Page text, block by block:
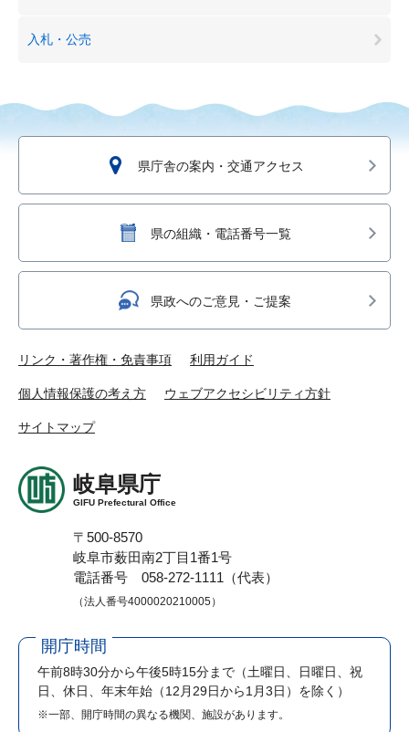
入札・公売
県庁舎の案内・交通アクセス
県の組織・電話番号一覧
県政へのご意見・ご提案
リンク・著作権・免責事項 利用ガイド
個人情報保護の考え方 ウェブアクセシビリティ方針
サイトマップ
岐阜県庁
GIFU Prefectural Office
〒500-8570
岐阜市薮田南2丁目1番1号
電話番号 058-272-1111（代表）
（法人番号4000020210005）
開庁時間
午前8時30分から午後5時15分まで （土曜日、日曜日、祝
日、休日、年末年始（12月29日から1月3日）を除く）
※一部、開庁時間の異なる機関、施設があります。